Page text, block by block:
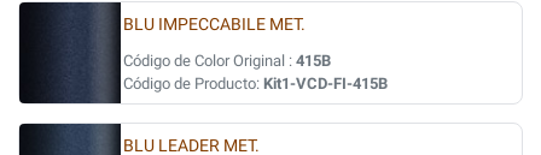
BLU IMPECCABILE MET.
Código de Color Original : 415B
Código de Producto: Kit1-VCD-FI-415B
BLU LEADER MET.